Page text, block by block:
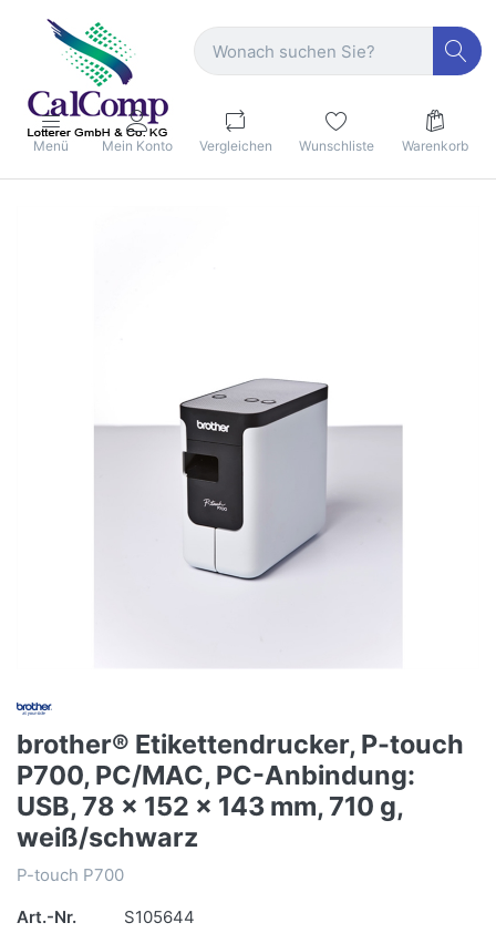
Menü Mein Konto Vergleichen Wunschliste Warenkorb
brother® Etikettendrucker, P-touch
P700, PC/MAC, PC-Anbindung:
USB, 78 x 152 x 143 mm, 710 g,
weiß/schwarz
P-touch P700
Art.-Nr.
S105644